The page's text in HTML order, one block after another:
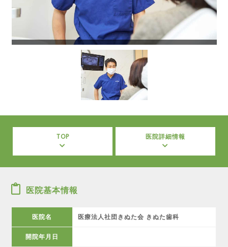
TOP 医院詳細情報
医院基本情報
医院名 医療法人社団きぬた会 きぬた歯科
開院年月日